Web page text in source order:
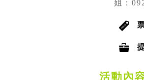
姐：
活動內